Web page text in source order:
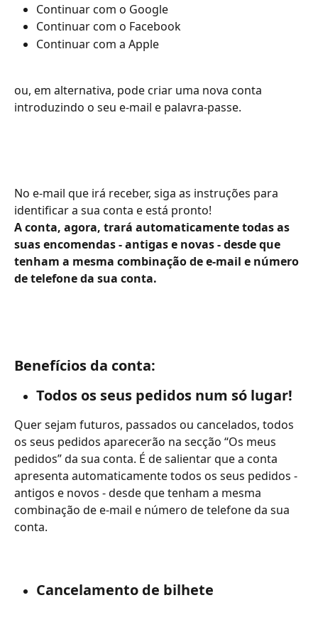
Continuar com o Google
Continuar com o Facebook
Continuar com a Apple
ou, em alternativa, pode criar uma nova conta
introduzindo o seu e-mail e palavra-passe.
No e-mail que irá receber, siga as instruções para
identificar a sua conta e está pronto!
A conta, agora, trará automaticamente todas as
suas encomendas - antigas e novas - desde que
tenham a mesma combinação de e-mail e número
de telefone da sua conta.
Benefícios da conta:
Todos os seus pedidos num só lugar!
Quer sejam futuros, passados ou cancelados, todos
os seus pedidos aparecerão na secção “Os meus
pedidos” da sua conta. É de salientar que a conta
apresenta automaticamente todos os seus pedidos -
antigos e novos - desde que tenham a mesma
combinação de e-mail e número de telefone da sua
conta.
Cancelamento de bilhete